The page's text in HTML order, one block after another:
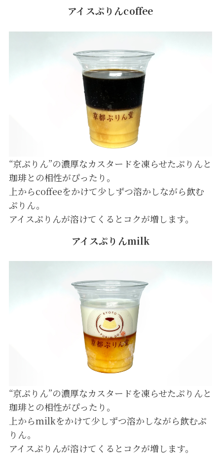
アイスぷりんcoffee
“京ぷりん”の濃厚なカスタードを凍らせたぷりんと
珈琲との相性がぴったり。
上からcoffeeをかけて少しずつ溶かしながら飲む
ぷりん。
アイスぷりんが溶けてくるとコクが増します。
アイスぷりんmilk
“京ぷりん”の濃厚なカスタードを凍らせたぷりんと
珈琲との相性がぴったり。
上からmilkをかけて少しずつ溶かしながら飲むぷ
りん。
アイスぷりんが溶けてくるとコクが増します。